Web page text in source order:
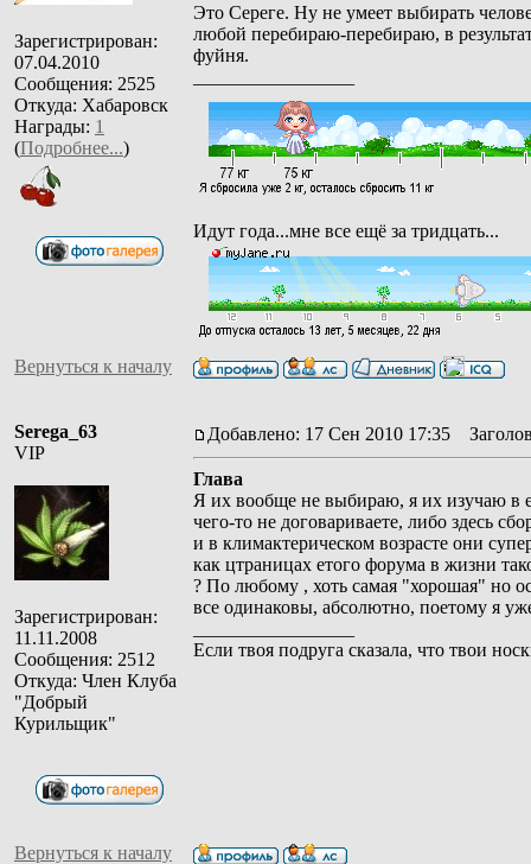
Зарегистрирован:
07.04.2010
Сообщения: 2525
Откуда: Хабаровск
Награды: 1
(Подробнее...)
Это Сереге. Ну не умеет выбирать
любой перебираю-перебираю, в
фуйня.
Идут года...мне все ещё за тридцать...
Вернуться к началу
Serega_63
VIP
Зарегистрирован:
11.11.2008
Сообщения: 2512
Откуда: Член Клуба
"Добрый
Курильщик"
Добавлено: 17 Сен 2010 17:35
Глава
Я их вообще не выбираю, я их изучаю в
чего-то не договариваете, либо здесь
и в климактерическом возрасте они
как цтраницах етого форума в жизни
? По любому , хоть самая "хорошая" но
все одинаковы, абсолютно, поетому я
Если твоя подруга сказала, что твои
Вернуться к началу